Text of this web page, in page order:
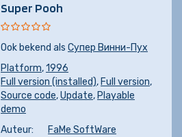
Super Pooh
Ook bekend als Супер Винни-Пух
Platform,1996
Full version (installed), Full version,
Source code,Update, Playable
demo
Auteur:
FaMe SoftWare